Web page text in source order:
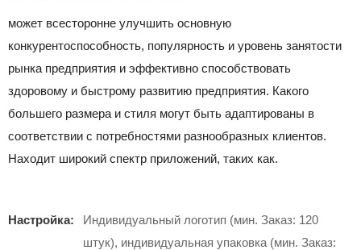
может всесторонне улучшить основную
конкурентоспособность, популярность и уровень занятости
рынка предприятия и эффективно способствовать
здоровому и быстрому развитию предприятия. Какого
большего размера и стиля могут быть адаптированы в
соответствии с потребностями разнообразных клиентов.
Находит широкий спектр приложений, таких как.
Настройка:
Индивидуальный логотип (мин. Заказ: 120
штук), индивидуальная упаковка (мин. Заказ: